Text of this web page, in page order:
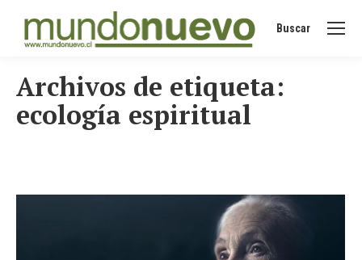
Buscar:
Buscar
Archivos de etiqueta:
ecología espiritual